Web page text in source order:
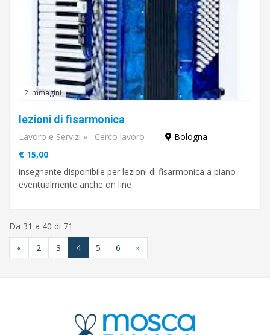
2 immagini
lezioni di fisarmonica
Lavoro e Servizi » Cerco lavoro
Bologna
€ 15,00
insegnante disponibile per lezioni di fisarmonica a piano
eventualmente anche on line
Da 31 a 40 di 71
«
2 3 4 5 6 »